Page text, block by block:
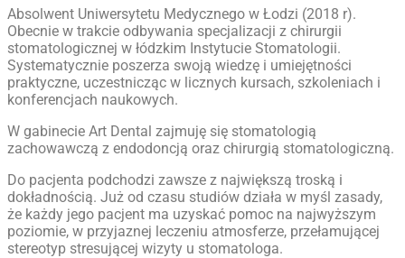
Absolwent Uniwersytetu Medycznego w Łodzi (2018 r).
Obecnie w trakcie odbywania specjalizacji z chirurgii
stomatologicznej w łódzkim Instytucie Stomatologii.
Systematycznie poszerza swoją wiedzę i umiejętności
praktyczne, uczestnicząc w licznych kursach, szkoleniach i
konferencjach naukowych.
W gabinecie Art Dental zajmuję się stomatologią
zachowawczą z endodoncją oraz chirurgią stomatologiczną.
Do pacjenta podchodzi zawsze z największą troską i
dokładnością. Już od czasu studiów działa w myśl zasady,
że każdy jego pacjent ma uzyskać pomoc na najwyższym
poziomie, w przyjaznej leczeniu atmosferze, przełamującej
stereotyp stresującej wizyty u stomatologa.